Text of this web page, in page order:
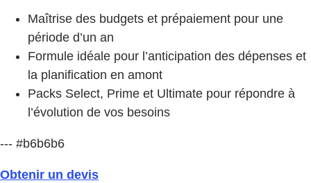
Maîtrise des budgets et prépaiement pour une
période d’un an
Formule idéale pour l’anticipation des dépenses et
la planification en amont
Packs Select, Prime et Ultimate pour répondre à
l’évolution de vos besoins
--- #b6b6b6
Obtenir un devis